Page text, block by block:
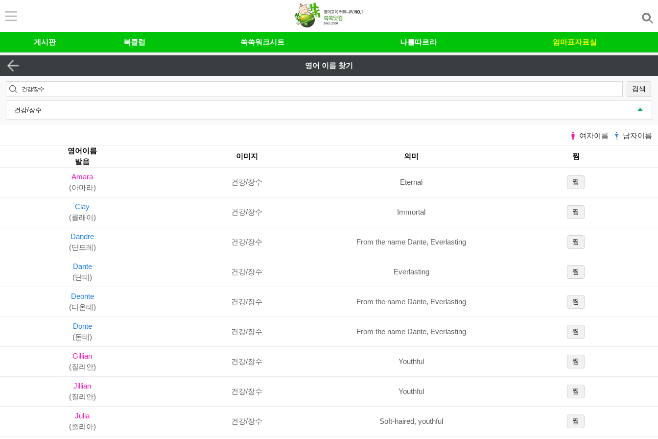
게시판 북클럽 쑥쑥워크시트 나를따르라 엄마표자료실
영어 이름 찾기
검색
건강/장수
여자이름
남자이름
영어이름
발음
이미지 의미 찜
Amara
(아마라)
건강/장수 Eternal 찜
Clay
(클래이)
건강/장수 Immortal 찜
Dandre
(단드레)
건강/장수 From the name Dante, Everlasting 찜
Dante
(단테)
건강/장수 Everlasting 찜
Deonte
(디온테)
건강/장수 From the name Dante, Everlasting 찜
Donte
(돈테)
건강/장수 From the name Dante, Everlasting 찜
Gillian
(질리안)
건강/장수 Youthful 찜
Jillian
(질리안)
건강/장수 Youthful 찜
Julia
(줄리아)
건강/장수 Soft-haired, youthful 찜